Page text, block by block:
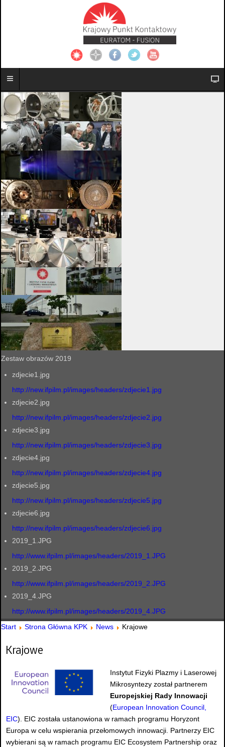
Zestaw obrazów 2019
zdjecie1.jpg
http://new.ifpilm.pl/images/headers/zdjecie1.jpg
zdjecie2.jpg
http://new.ifpilm.pl/images/headers/zdjecie2.jpg
zdjecie3.jpg
http://new.ifpilm.pl/images/headers/zdjecie3.jpg
zdjecie4.jpg
http://new.ifpilm.pl/images/headers/zdjecie4.jpg
zdjecie5.jpg
http://new.ifpilm.pl/images/headers/zdjecie5.jpg
zdjecie6.jpg
http://new.ifpilm.pl/images/headers/zdjecie6.jpg
2019_1.JPG
http://www.ifpilm.pl/images/headers/2019_1.JPG
2019_2.JPG
http://www.ifpilm.pl/images/headers/2019_2.JPG
2019_4.JPG
http://www.ifpilm.pl/images/headers/2019_4.JPG
Start
Strona Główna KPK News Krajowe
Krajowe
Instytut Fizyki Plazmy i Laserowej
Mikrosyntezy został partnerem
Europejskiej Rady Innowacji
(European Innovation Council,
EIC). EIC została ustanowiona w ramach programu Horyzont
Europa w celu wspierania przełomowych innowacji. Partnerzy EIC
wybierani są w ramach programu EIC Ecosystem Partnership oraz